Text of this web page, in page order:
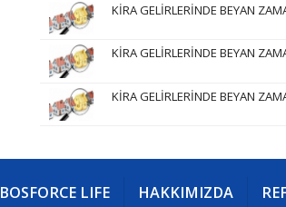
KİRA GELİRLERİNDE BEYAN
KİRA GELİRLERİNDE BEYAN
KİRA GELİRLERİNDE BEYAN
BOSFORCE LIFE HAKKIMIZDA